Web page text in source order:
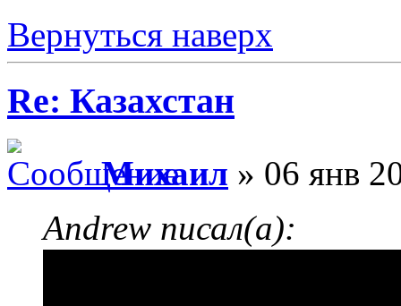
Вернуться наверх
Re: Казахстан
Михаил » 06 янв
Andrew писал(а):